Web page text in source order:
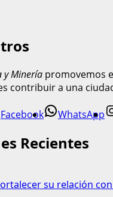
y Minería promovemos
contribuir a una
Facebook WhatsApp
Recientes
su relación